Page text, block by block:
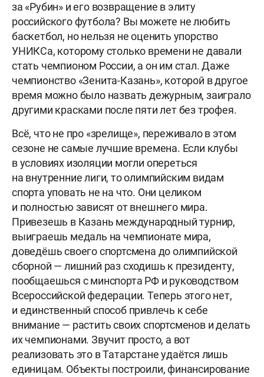
за «Рубин» и его возвращение в элиту
российского футбола? Вы можете не любить
баскетбол, но нельзя не оценить упорство
УНИКСа, которому столько времени не давали
стать чемпионом России, а он им стал. Даже
чемпионство «Зенита-Казань», которой в другое
время можно было назвать дежурным, заиграло
другими красками после пяти лет без трофея.
Всё, что не про «зрелище», переживало в этом
сезоне не самые лучшие времена. Если клубы
в условиях изоляции могли опереться
на внутренние лиги, то олимпийским видам
спорта уповать не на что. Они целиком
и полностью зависят от внешнего мира.
Привезешь в Казань международный турнир,
выиграешь медаль на чемпионате мира,
доведёшь своего спортсмена до олимпийской
сборной — лишний раз сходишь к президенту,
пообщаешься с минспорта РФ и руководством
Всероссийской федерации. Теперь этого нет,
и единственный способ привлечь к себе
внимание — растить своих спортсменов и делать
их чемпионами. Звучит просто, а вот
реализовать это в Татарстане удаётся лишь
единицам. Объекты построили, финансирование